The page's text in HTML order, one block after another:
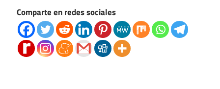
Comparte en redes sociales